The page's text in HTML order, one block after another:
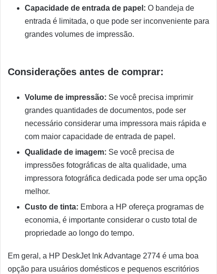
Capacidade de entrada de papel: O bandeja de
entrada é limitada, o que pode ser inconveniente para
grandes volumes de impressão.
Considerações antes de comprar:
Volume de impressão: Se você precisa imprimir
grandes quantidades de documentos, pode ser
necessário considerar uma impressora mais rápida e
com maior capacidade de entrada de papel.
Qualidade de imagem: Se você precisa de
impressões fotográficas de alta qualidade, uma
impressora fotográfica dedicada pode ser uma opção
melhor.
Custo de tinta: Embora a HP ofereça programas de
economia, é importante considerar o custo total de
propriedade ao longo do tempo.
Em geral, a HP DeskJet Ink Advantage 2774 é uma boa
opção para usuários domésticos e pequenos escritórios